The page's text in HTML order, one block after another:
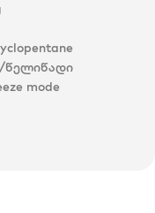
წელიწადი
mode